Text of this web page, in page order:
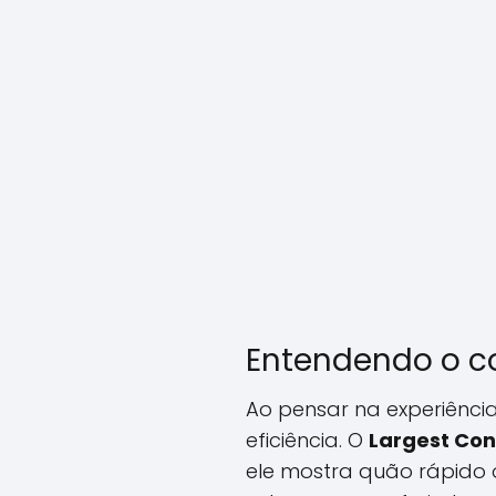
Entendendo o
Ao pensar na
eficiência. O Largest
ele mostra quão rápido